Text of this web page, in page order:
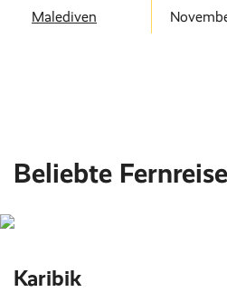
Malediven
Beliebte
Karibik